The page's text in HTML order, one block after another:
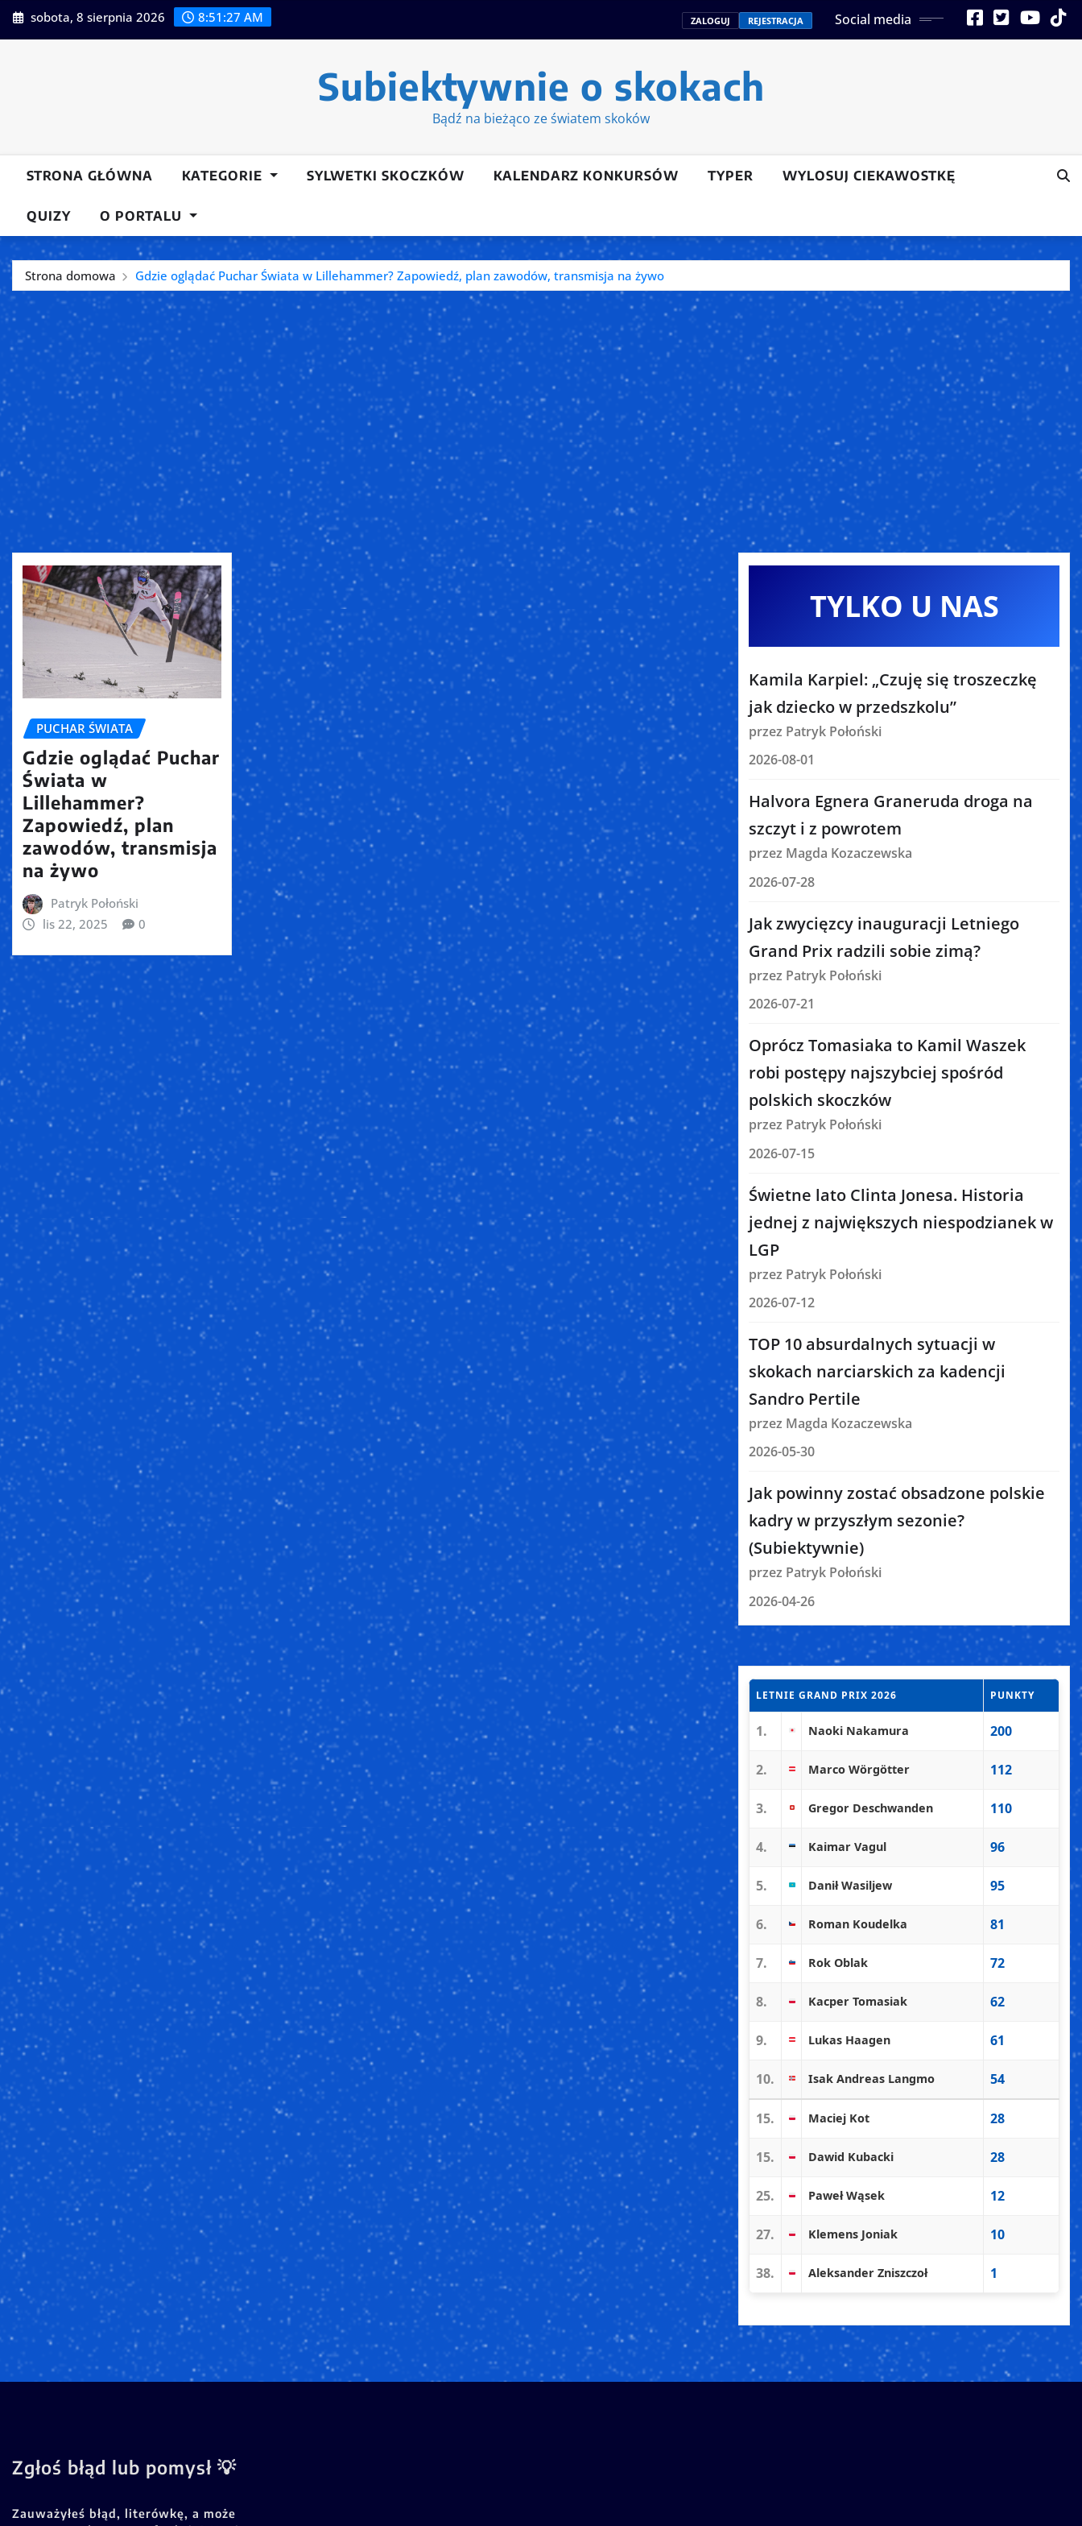
Przeskoczsobota, 8 sierpnia 2026 8:51:28 AM ZALOGUJ REJESTRACJA Social media
Subiektywnie o skokach
Bądź na bieżąco ze światem skoków
STRONA GŁÓWNA KATEGORIE SYLWETKI SKOCZKÓW KALENDARZ KONKURSÓW TYPER WYLOSUJ CIEKAWOSTKĘ
QUIZY O PORTALU
Strona domowa Gdzie oglądać Puchar Świata w Lillehammer? Zapowiedź, plan zawodów, transmisja na żywo
PUCHAR ŚWIATA
Gdzie oglądać Puchar
Świata w
Lillehammer?
Zapowiedź, plan
zawodów, transmisja
na żywo
Patryk Połoński
lis 22, 2025
0
TYLKO U NAS
Kamila Karpiel: „Czuję się troszeczkę
jak dziecko w przedszkolu”
przez Patryk Połoński
2026-08-01
Halvora Egnera Graneruda droga na
szczyt i z powrotem
przez Magda Kozaczewska
2026-07-28
Jak zwycięzcy inauguracji Letniego
Grand Prix radzili sobie zimą?
przez Patryk Połoński
2026-07-21
Oprócz Tomasiaka to Kamil Waszek
robi postępy najszybciej spośród
polskich skoczków
przez Patryk Połoński
2026-07-15
Świetne lato Clinta Jonesa. Historia
jednej z największych niespodzianek w
LGP
przez Patryk Połoński
2026-07-12
TOP 10 absurdalnych sytuacji w
skokach narciarskich za kadencji
Sandro Pertile
przez Magda Kozaczewska
2026-05-30
Jak powinny zostać obsadzone polskie
kadry w przyszłym sezonie?
(Subiektywnie)
przez Patryk Połoński
2026-04-26
LETNIE GRAND PRIX 2026 PUNKTY
1. Naoki Nakamura 200
2. Marco Wörgötter 112
3. Gregor Deschwanden 110
4. Kaimar Vagul 96
5. Danił Wasiljew 95
6. Roman Koudelka 81
7. Rok Oblak 72
8. Kacper Tomasiak 62
9. Lukas Haagen 61
10. Isak Andreas Langmo 54
15. Maciej Kot 28
15. Dawid Kubacki 28
25. Paweł Wąsek 12
27. Klemens Joniak 10
38. Aleksander Zniszczoł 1
Zgłoś błąd lub pomysł 💡
Zauważyłeś błąd, literówkę, a może